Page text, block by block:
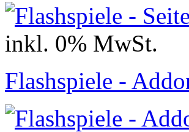
inkl. 0% MwSt.
Flashspiele -